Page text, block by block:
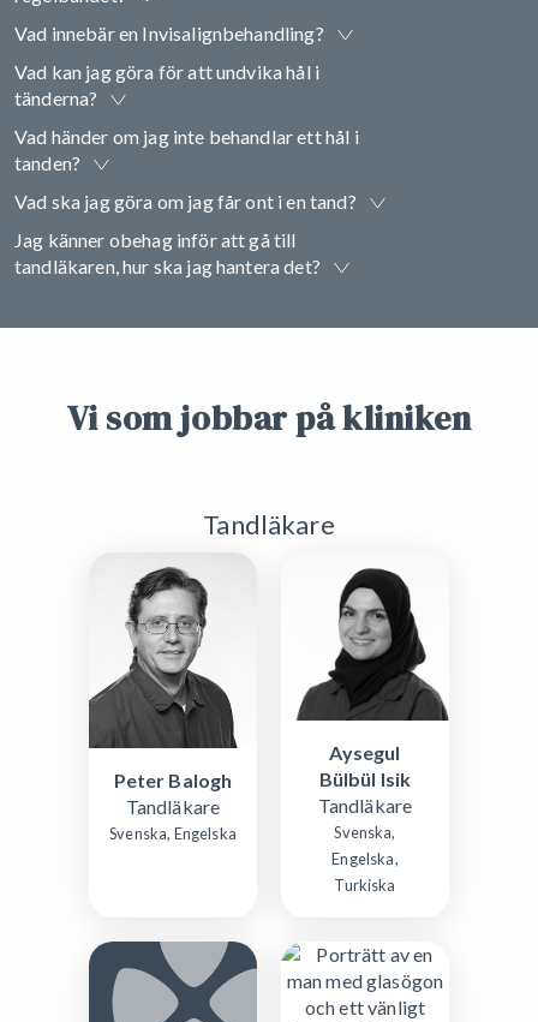
Vad innebär en Invisalignbehandling?
Vad kan jag göra för att undvika hål i
tänderna?
Vad händer om jag inte behandlar ett hål i
tanden?
Vad ska jag göra om jag får ont i en tand?
Jag känner obehag inför att gå till
tandläkaren, hur ska jag hantera det?
Vi som jobbar på kliniken
Tandläkare
Peter Balogh
Tandläkare
Svenska, Engelska
Aysegul
Bülbül Isik
Tandläkare
Svenska,
Engelska,
Turkiska